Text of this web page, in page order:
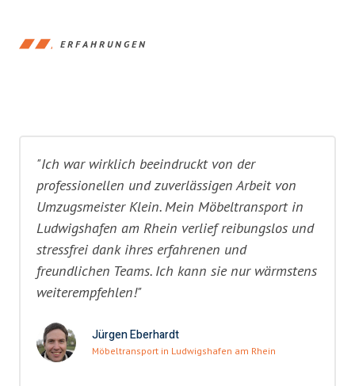
ERFAHRUNGEN
"Ich war wirklich beeindruckt von der
professionellen und zuverlässigen Arbeit von
Umzugsmeister Klein. Mein Möbeltransport in
Ludwigshafen am Rhein verlief reibungslos und
stressfrei dank ihres erfahrenen und
freundlichen Teams. Ich kann sie nur wärmstens
weiterempfehlen!"
Jürgen Eberhardt
Möbeltransport in Ludwigshafen am Rhein